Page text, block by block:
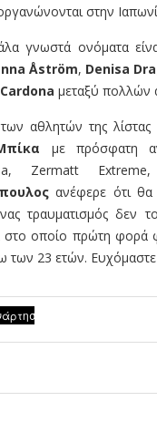
στην
γνωστά ονόματα
Åström, Denisa
Cardona μεταξύ πολλών
αθλητών της
με πρόσφατη
Ζermatt
ανέφερε ότι
τραυματισμός δεν
οποίο πρώτη φορά
των 23 ετών.